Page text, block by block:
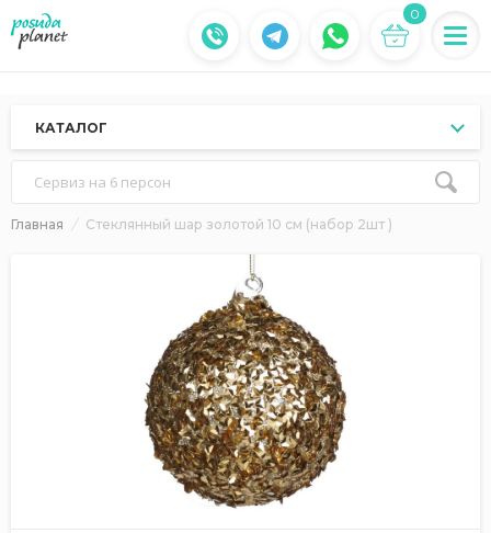
0
КАТАЛОГ
Сервиз на 6 персон
Главная Стеклянный шар золотой 10 см (набор 2шт )